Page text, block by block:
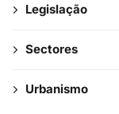
Legislação
Sectores
Urbanismo